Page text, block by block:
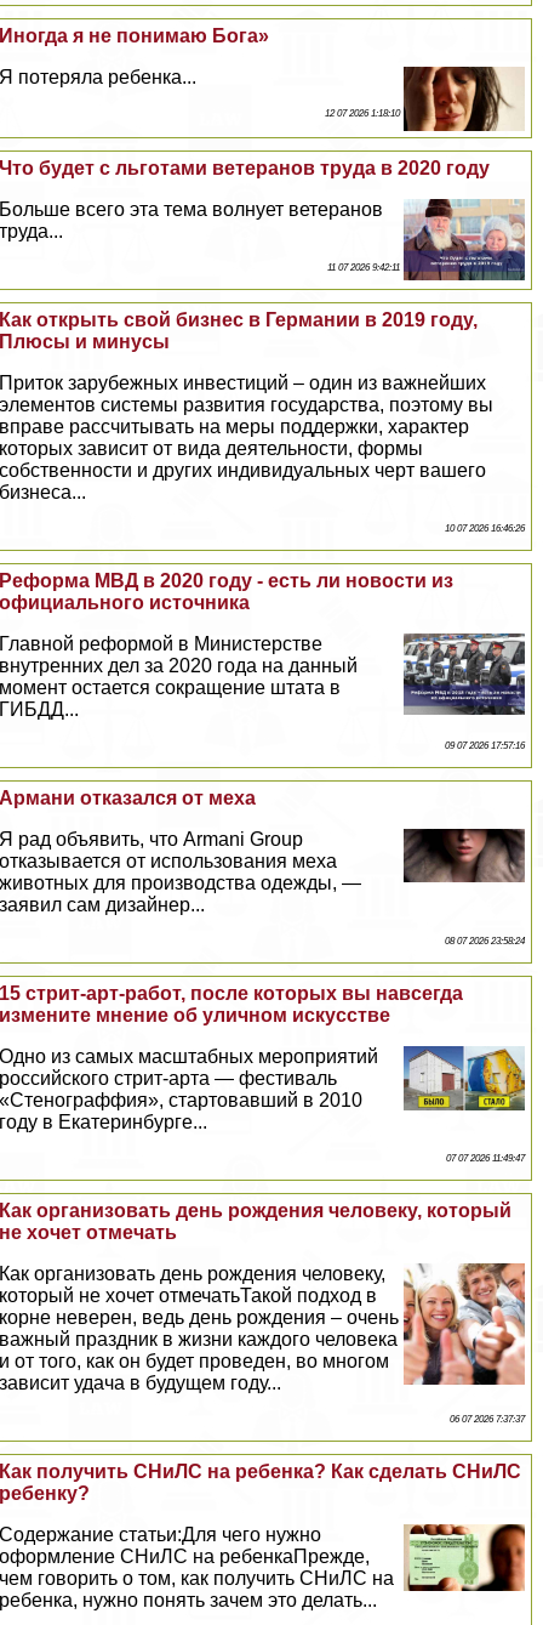
Иногда я не понимаю Бога»
Я потеряла ребенка...
12 07 2026 1:18:10
Что будет с льготами ветеранов труда в 2020 году
Больше всего эта тема волнует ветеранов
труда...
11 07 2026 9:42:11
Как открыть свой бизнес в Германии в 2019 году,
Плюсы и минусы
Приток зарубежных инвестиций – один из важнейших
элементов системы развития государства, поэтому вы
вправе рассчитывать на меры поддержки, хаpaктер
которых зависит от вида деятельности, формы
собственности и других индивидуальных черт вашего
бизнеса...
10 07 2026 16:46:26
Реформа МВД в 2020 году - есть ли новости из
официального источника
Главной реформой в Министерстве
внутренних дел за 2020 года на данный
момент остается сокращение штата в
ГИБДД...
09 07 2026 17:57:16
Армани отказался от меха
Я рад объявить, что Armani Group
отказывается от использования меха
животных для производства одежды, —
заявил сам дизайнер...
08 07 2026 23:58:24
15 стрит-арт-работ, после которых вы навсегда
измените мнение об уличном искусстве
Одно из самых масштабных мероприятий
российского стрит-арта — фестиваль
«Стенограффия», стартовавший в 2010
году в Екатеринбурге...
07 07 2026 11:49:47
Как организовать день рождения человеку, который
не хочет отмечать
Как организовать день рождения человеку,
который не хочет отмечатьТакой подход в
корне неверен, ведь день рождения – очень
важный праздник в жизни каждого человека
и от того, как он будет проведен, во многом
зависит удача в будущем году...
06 07 2026 7:37:37
Как получить СНиЛС на ребенка? Как сделать СНиЛС
ребенку?
Содержание статьи:Для чего нужно
оформление СНиЛС на ребенкаПрежде,
чем говорить о том, как получить СНиЛС на
ребенка, нужно понять зачем это делать...